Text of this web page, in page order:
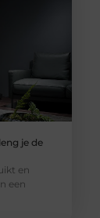
je de
en
een